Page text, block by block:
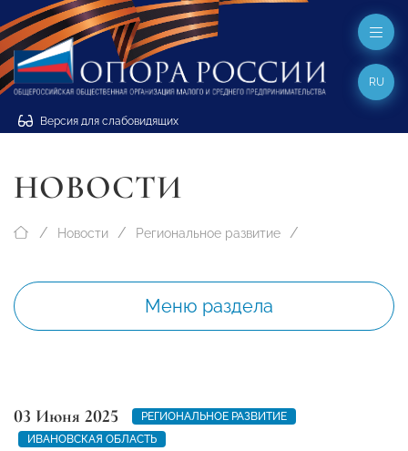
Версия для слабовидящих
RU
НОВОСТИ
Новости Региональное развитие
Меню раздела
03 Июня 2025
РЕГИОНАЛЬНОЕ РАЗВИТИЕ
ИВАНОВСКАЯ ОБЛАСТЬ